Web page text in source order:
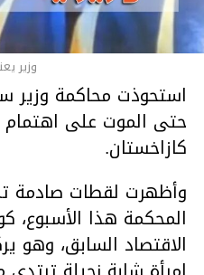
وزير
استحوذت محاكمة وزير
حتى الموت على اهتمام
كازاخستان.
وأظهرت لقطات صادمة
المحكمة هذا الأسبوع،
الاقتصاد السابق، وهو